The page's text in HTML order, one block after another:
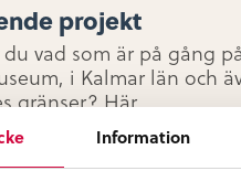
Information
projekt
vad som är på gång
i Kalmar län och
gränser? Här...